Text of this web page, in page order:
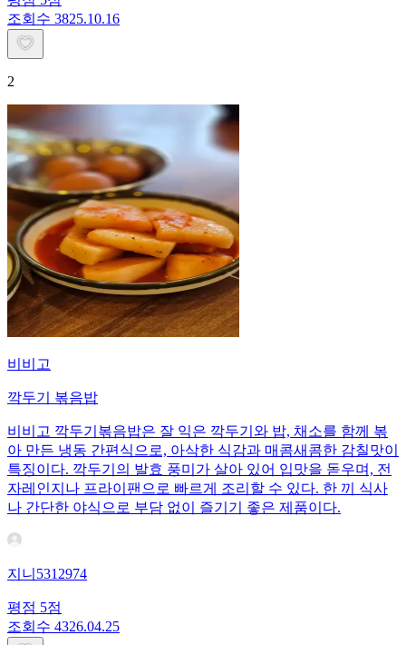
조회수 3825.10.16
2
비비고
깍두기 볶음밥
비비고 깍두기볶음밥은 잘 익은 깍두기와 밥, 채소를 함께 볶
아 만든 냉동 간편식으로, 아삭한 식감과 매콤새콤한 감칠맛이
특징이다. 깍두기의 발효 풍미가 살아 있어 입맛을 돋우며, 전
자레인지나 프라이팬으로 빠르게 조리할 수 있다. 한 끼 식사
나 간단한 야식으로 부담 없이 즐기기 좋은 제품이다.
지니5312974
평점 5점
조회수 4326.04.25